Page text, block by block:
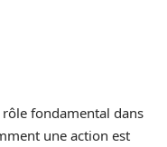
fondamental dans
une action est